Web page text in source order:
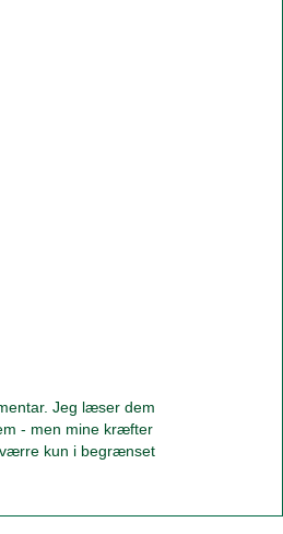
Jeg læser dem
- men mine kræfter
kun i begrænset